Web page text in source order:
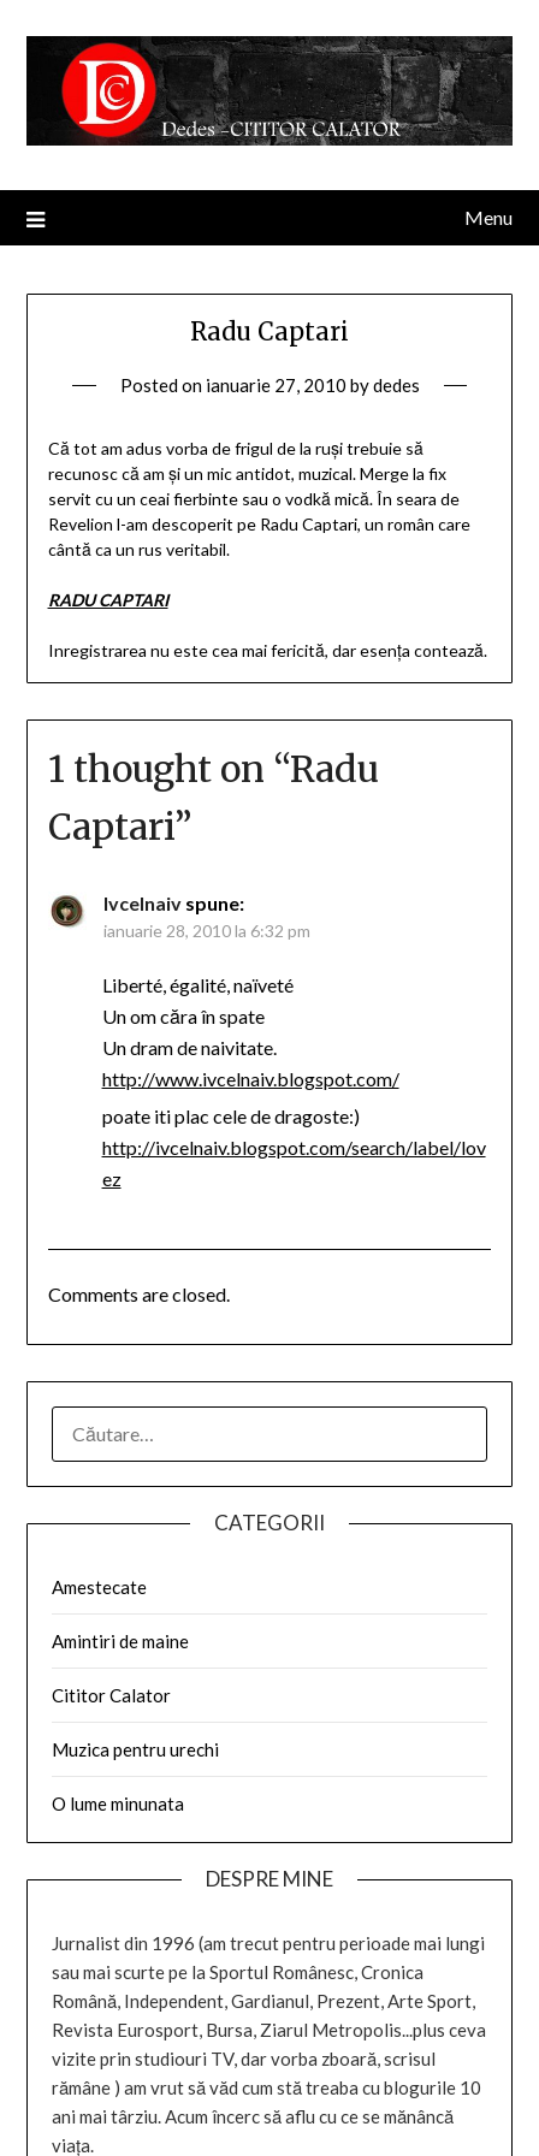
Menu
Radu Captari
Posted on ianuarie 27, 2010 bydedes
Că tot am adus vorba de frigul de la ruşi trebuie să
recunosc că am şi un mic antidot, muzical. Merge la fix
servit cu un ceai fierbinte sau o vodkă mică. În seara de
Revelion l-am descoperit pe Radu Captari, un român care
cântă ca un rus veritabil.
RADU CAPTARI
Inregistrarea nu este cea mai fericită, dar esenţa contează.
1 thought on “Radu
Captari”
Ivcelnaiv spune:
ianuarie 28, 2010 la 6:32 pm
Liberté, égalité, naïveté
Un om căra în spate
Un dram de naivitate.
http://www.ivcelnaiv.blogspot.com/
poate iti plac cele de dragoste:)
http://ivcelnaiv.blogspot.com/search/label/lov
ez
Comments are closed.
CATEGORII
Amestecate
Amintiri de maine
Cititor Calator
Muzica pentru urechi
O lume minunata
DESPRE MINE
Jurnalist din 1996 (am trecut pentru perioade mai lungi
sau mai scurte pe la Sportul Românesc, Cronica
Română, Independent, Gardianul, Prezent, Arte Sport,
Revista Eurosport, Bursa, Ziarul Metropolis...plus ceva
vizite prin studiouri TV, dar vorba zboară, scrisul
rămâne ) am vrut să văd cum stă treaba cu blogurile 10
ani mai târziu. Acum încerc să aflu cu ce se mănâncă
viața.